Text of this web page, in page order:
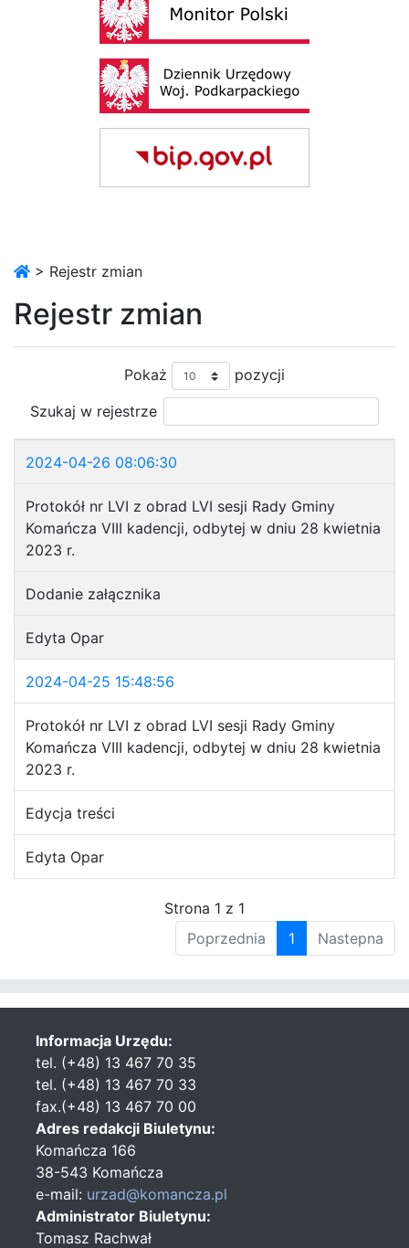
> Rejestr zmian
Rejestr zmian
Pokaż pozycji
Szukaj w rejestrze
2024-04-26 08:06:30
Protokół nr LVI z obrad LVI sesji Rady Gminy
Komańcza VIII kadencji, odbytej w dniu 28 kwietnia
2023 r.
Dodanie załącznika
Edyta Opar
2024-04-25 15:48:56
Protokół nr LVI z obrad LVI sesji Rady Gminy
Komańcza VIII kadencji, odbytej w dniu 28 kwietnia
2023 r.
Edycja treści
Edyta Opar
Strona 1 z 1
Poprzednia
1 Nastepna
Informacja Urzędu:
tel. (+48) 13 467 70 35
tel. (+48) 13 467 70 33
fax.(+48) 13 467 70 00
Adres redakcji Biuletynu:
Komańcza 166
38-543 Komańcza
e-mail: urzad@komancza.pl
Administrator Biuletynu:
Tomasz Rachwał